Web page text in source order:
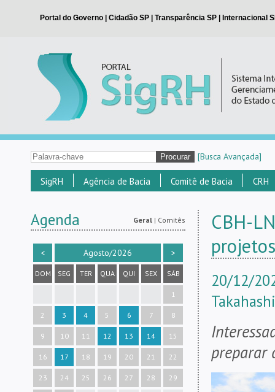
[Busca Avançada]
SigRH Agência de Bacia Comitê de Bacia CRH
Agenda Geral | Comitês
< Agosto/2026 >
DOM SEG TER QUA QUI SEX SÁB
1
2 3 4 5 6 7 8
9 10 11 12 13 14 15
16 17 18 19 20 21 22
23 24 25 26 27 28 29
CBH-
20/12/
Takahashi
preparar